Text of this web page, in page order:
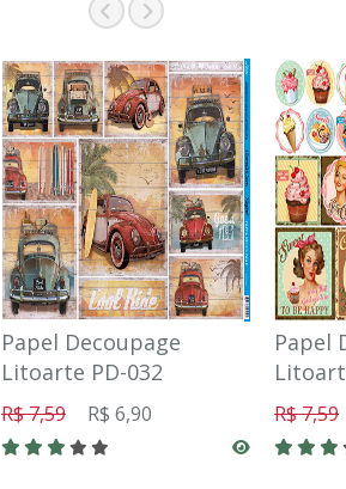
Papel Decoupage
Litoarte PD-032
R$ 7,59 R$ 6,90
Papel
R$ 7,59